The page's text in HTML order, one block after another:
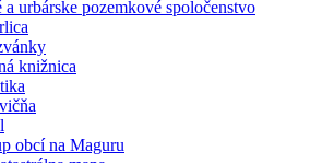
a urbárske pozemkové spoločenstvo
knižnica
obcí na Maguru